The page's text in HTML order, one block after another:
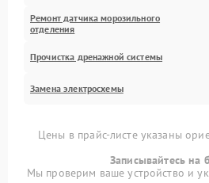
Ремонт датчика морозильного
отделения
Прочистка дренажной системы
Замена электросхемы
Цены в прайс-листе указаны
Записывайтесь на
Мы проверим ваше устройство и